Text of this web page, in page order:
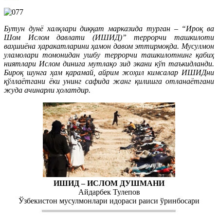
Бутун дунё халқлари диққат марказида турган – “Ироқ ва
Шом Ислом давлати (ИШИД)” террорчи ташкилоти
ваҳшиёна ҳаракатларини ҳамон давом эттирмоқда. Мусулмон
уламолари томонидан ушбу террорчи ташкилотнинг қабиҳ
ниятлари Ислом динига мутлақо зид экани кўп таъкидланди.
Бироқ шунга ҳам қарамай, айрим жоҳил кимсалар ИШИДни
қўллаётгани ёки унинг сафида жанг қилишга отланаётгани
жуда ачинарли ҳолатдир.
ИШИД – ИСЛОМ ДУШМАНИ
Айдарбек Тулепов
Ўзбекистон мусулмонлари идораси раиси ўринбосари